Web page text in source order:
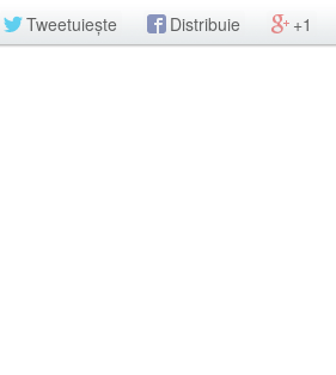
Tweetuiește Distribuie +1